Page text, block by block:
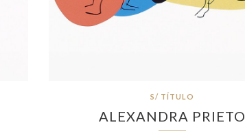
S/ TÍTULO
ALEXANDRA PRIETO